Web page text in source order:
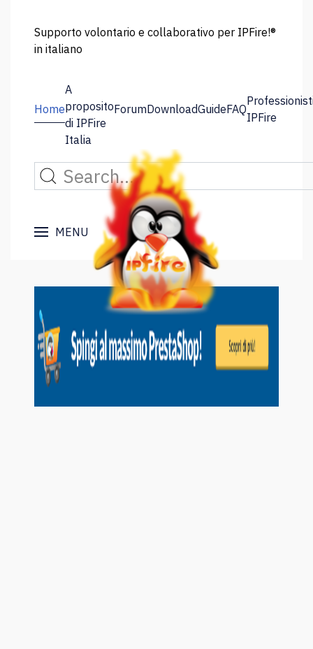
Supporto volontario e collaborativo per IPFire!®
in italiano
Home
A
proposito
di IPFire
Italia
ForumDownloadGuideFAQ
IPFire
MENU